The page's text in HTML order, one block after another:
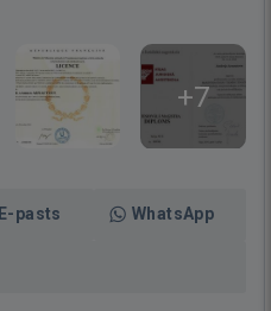
+7
E-pasts WhatsApp